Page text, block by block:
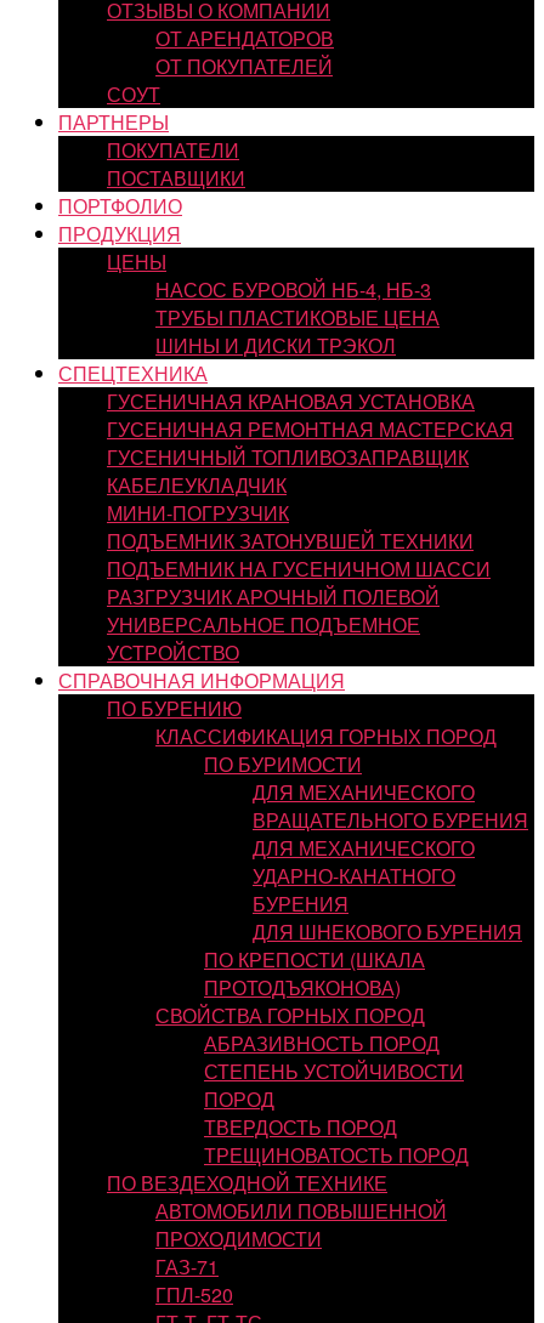
ОТЗЫВЫ О КОМПАНИИ
ОТ АРЕНДАТОРОВ
ОТ ПОКУПАТЕЛЕЙ
СОУТ
ПАРТНЕРЫ
ПОКУПАТЕЛИ
ПОСТАВЩИКИ
ПОРТФОЛИО
ПРОДУКЦИЯ
ЦЕНЫ
НАСОС БУРОВОЙ НБ-4, НБ-3
ТРУБЫ ПЛАСТИКОВЫЕ ЦЕНА
ШИНЫ И ДИСКИ ТРЭКОЛ
СПЕЦТЕХНИКА
ГУСЕНИЧНАЯ КРАНОВАЯ УСТАНОВКА
ГУСЕНИЧНАЯ РЕМОНТНАЯ МАСТЕРСКАЯ
ГУСЕНИЧНЫЙ ТОПЛИВОЗАПРАВЩИК
КАБЕЛЕУКЛАДЧИК
МИНИ-ПОГРУЗЧИК
ПОДЪЕМНИК ЗАТОНУВШЕЙ ТЕХНИКИ
ПОДЪЕМНИК НА ГУСЕНИЧНОМ ШАССИ
РАЗГРУЗЧИК АРОЧНЫЙ ПОЛЕВОЙ
УНИВЕРСАЛЬНОЕ ПОДЪЕМНОЕ
УСТРОЙСТВО
СПРАВОЧНАЯ ИНФОРМАЦИЯ
ПО БУРЕНИЮ
КЛАССИФИКАЦИЯ ГОРНЫХ ПОРОД
ПО БУРИМОСТИ
ДЛЯ МЕХАНИЧЕСКОГО
ВРАЩАТЕЛЬНОГО БУРЕНИЯ
ДЛЯ МЕХАНИЧЕСКОГО
УДАРНО-КАНАТНОГО
БУРЕНИЯ
ДЛЯ ШНЕКОВОГО БУРЕНИЯ
ПО КРЕПОСТИ (ШКАЛА
ПРОТОДЪЯКОНОВА)
СВОЙСТВА ГОРНЫХ ПОРОД
АБРАЗИВНОСТЬ ПОРОД
СТЕПЕНЬ УСТОЙЧИВОСТИ
ПОРОД
ТВЕРДОСТЬ ПОРОД
ТРЕЩИНОВАТОСТЬ ПОРОД
ПО ВЕЗДЕХОДНОЙ ТЕХНИКЕ
АВТОМОБИЛИ ПОВЫШЕННОЙ
ПРОХОДИМОСТИ
ГАЗ-71
ГПЛ-520